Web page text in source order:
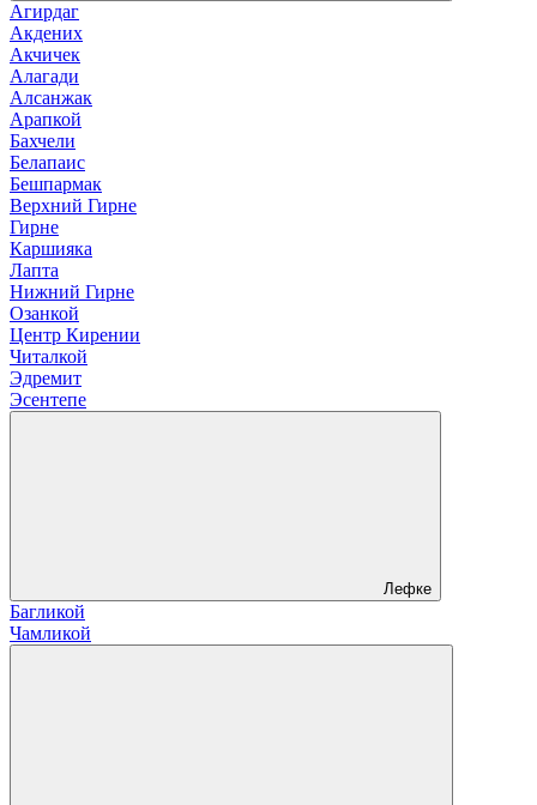
Агирдаг
Акдених
Акчичек
Алагади
Алсанжак
Арапкой
Бахчели
Белапаис
Бешпармак
Верхний Гирне
Гирне
Каршияка
Лапта
Нижний Гирне
Озанкой
Центр Кирении
Читалкой
Эдремит
Эсентепе
Лефке
Багликой
Чамликой